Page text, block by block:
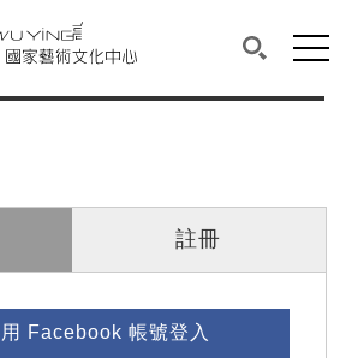
文化中心
內容區。
塊列有本網站主要連結。
術文化中心
搜尋(開
網
頁主要內容區。
註冊
Facebook 帳號登入